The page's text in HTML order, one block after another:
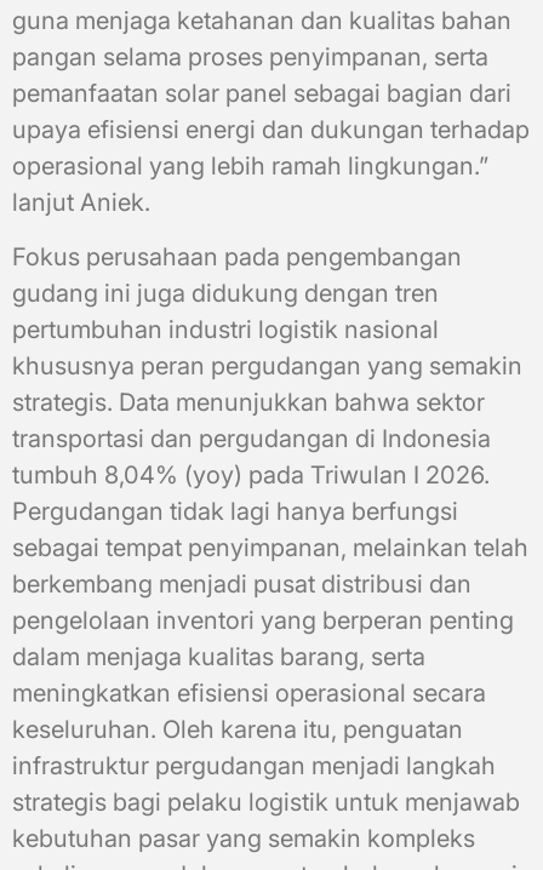
guna menjaga ketahanan dan kualitas bahan
pangan selama proses penyimpanan, serta
pemanfaatan solar panel sebagai bagian dari
upaya efisiensi energi dan dukungan terhadap
operasional yang lebih ramah lingkungan.”
lanjut Aniek.
Fokus perusahaan pada pengembangan
gudang ini juga didukung dengan tren
pertumbuhan industri logistik nasional
khususnya peran pergudangan yang semakin
strategis. Data menunjukkan bahwa sektor
transportasi dan pergudangan di Indonesia
tumbuh 8,04% (yoy) pada Triwulan I 2026.
Pergudangan tidak lagi hanya berfungsi
sebagai tempat penyimpanan, melainkan telah
berkembang menjadi pusat distribusi dan
pengelolaan inventori yang berperan penting
dalam menjaga kualitas barang, serta
meningkatkan efisiensi operasional secara
keseluruhan. Oleh karena itu, penguatan
infrastruktur pergudangan menjadi langkah
strategis bagi pelaku logistik untuk menjawab
kebutuhan pasar yang semakin kompleks